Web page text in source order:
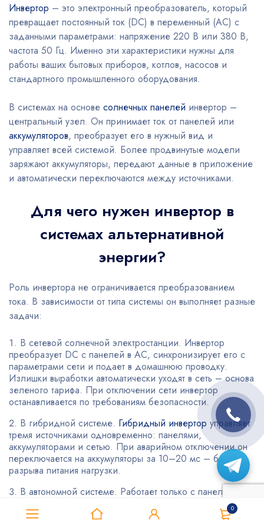
0
Инвертор – это электронный преобразователь, который
превращает постоянный ток (DC) в переменный (AC) с
заданными параметрами: напряжение 220 В или 380 В,
частота 50 Гц. Именно эти характеристики нужны для
работы ваших бытовых приборов, котлов, насосов и
стандартного промышленного оборудования.
В системах на основе солнечных панелей инвертор –
центральный узел. Он принимает ток от панелей или
аккумуляторов, преобразует его в нужный вид и
управляет всей системой. Более продвинутые модели
заряжают аккумуляторы, передают данные в приложение
и автоматически переключаются между источниками.
Для чего нужен инвертор в
системах альтернативной
энергии?
Роль инвертора не ограничивается преобразованием
тока. В зависимости от типа системы он выполняет разные
задачи:
В сетевой солнечной электростанции. Инвертор
преобразует DC с панелей в AC, синхронизирует его с
параметрами сети и подает в домашнюю проводку.
Излишки выработки автоматически уходят в сеть – основа
зеленого тарифа. При отключении сети инвертор
останавливается по требованиям безопасности.
В гибридной системе. Гибридный инвертор управляет
тремя источниками одновременно: панелями,
аккумуляторами и сетью. При аварийном отключении он
переключается на аккумуляторы за 10–20 мс – без
разрыва питания нагрузки.
В автономной системе. Работает только с панелями и
, без подключения к сети. Он полностью формирует
переменное напряжение 220 В для нагрузки и управляет